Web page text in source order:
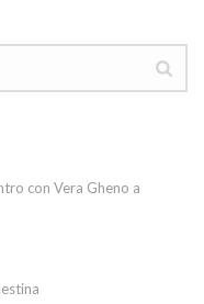
con Vera Gheno a